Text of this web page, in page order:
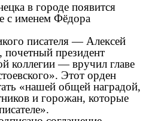
в городе появится
с именем Фёдора
писателя — Алексей
почетный президент
коллегии — вручил главе
Этот орден
«нашей общей наградой,
и горожан, которые